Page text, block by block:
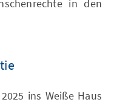
in den
ins Weiße Haus